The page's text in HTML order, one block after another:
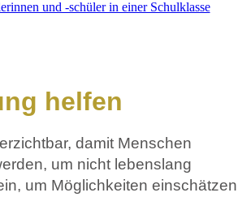
helfen
damit Menschen
um nicht lebenslang
um Möglichkeiten einschätzen